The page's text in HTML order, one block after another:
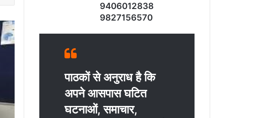
9406012838
9827156570
पाठकों से अनुराध है कि
अपने आसपास घटित
घटनाओं, समाचार,